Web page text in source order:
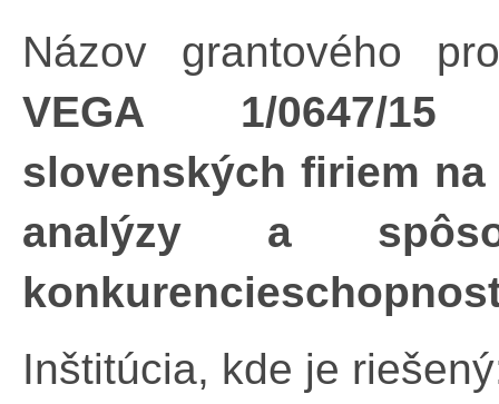
Názov grantového
VEGA 1/0647/15
slovenských firiem
analýzy a
Inštitúcia, kde je